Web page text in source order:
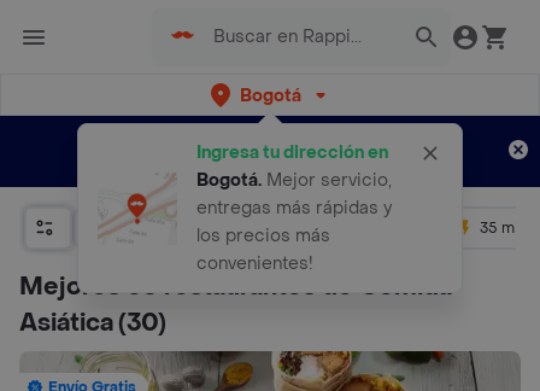
Bogotá
Ingresa tu dirección en
Bogotá. Mejor servicio,
entregas más rápidas y
los precios más
convenientes!
envíos gratis por semanas Aplican TyC
Relevancia Promos 35 mins
Mejores 56 restaurantes de Comida
Asiática(30)